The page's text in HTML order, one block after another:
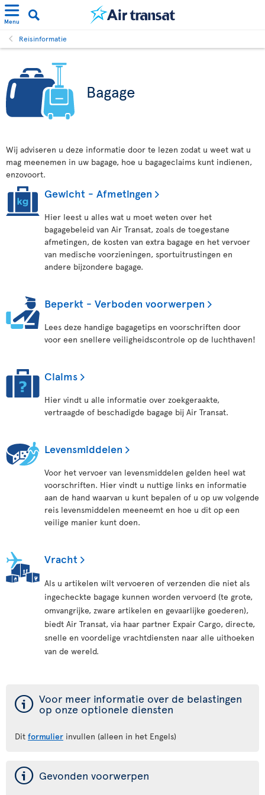
Menu
Reisinformatie
Bagage
Wij adviseren u deze informatie door te lezen zodat u weet wat u
mag meenemen in uw bagage, hoe u bagageclaims kunt indienen,
enzovoort.
Gewicht - Afmetingen
Hier leest u alles wat u moet weten over het
bagagebeleid van Air Transat, zoals de toegestane
afmetingen, de kosten van extra bagage en het vervoer
van medische voorzieningen, sportuitrustingen en
andere bijzondere bagage.
Beperkt - Verboden voorwerpen
Lees deze handige bagagetips en voorschriften door
voor een snellere veiligheidscontrole op de luchthaven!
Claims
Hier vindt u alle informatie over zoekgeraakte,
vertraagde of beschadigde bagage bij Air Transat.
Levensmiddelen
Voor het vervoer van levensmiddelen gelden heel wat
voorschriften. Hier vindt u nuttige links en informatie
aan de hand waarvan u kunt bepalen of u op uw volgende
reis levensmiddelen meeneemt en hoe u dit op een
veilige manier kunt doen.
Vracht
Als u artikelen wilt vervoeren of verzenden die niet als
ingecheckte bagage kunnen worden vervoerd (te grote,
omvangrijke, zware artikelen en gevaarlijke goederen),
biedt Air Transat, via haar partner Expair Cargo, directe,
snelle en voordelige vrachtdiensten naar alle uithoeken
van de wereld.
ý Voor meer informatie over de belastingen
op onze optionele diensten
Dit formulier invullen (alleen in het Engels)
ý Gevonden voorwerpen